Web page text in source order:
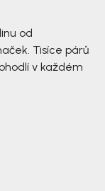
od
Tisíce párů
v každém